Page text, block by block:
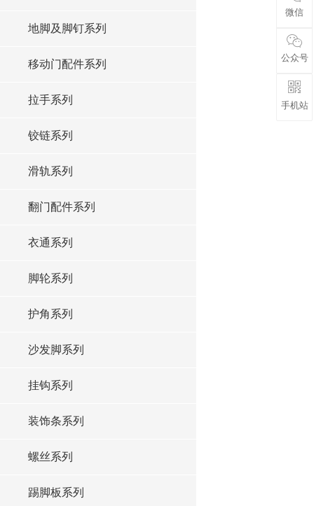
地脚及脚钉系列
移动门配件系列
拉手系列
铰链系列
滑轨系列
翻门配件系列
衣通系列
脚轮系列
护角系列
沙发脚系列
挂钩系列
装饰条系列
螺丝系列
踢脚板系列
微信
公众号
手机站